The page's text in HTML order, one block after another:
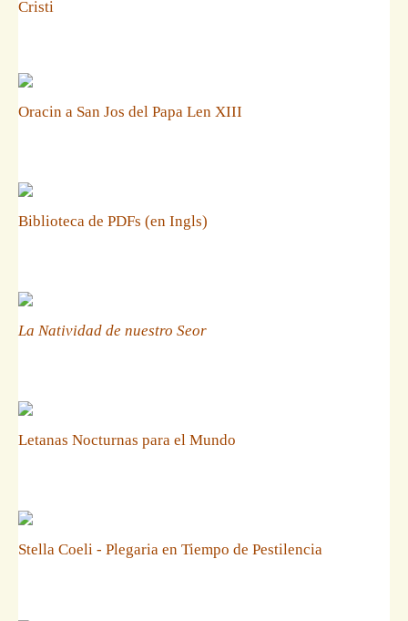
Cristi
Oracin a San Jos del Papa Len XIII
Biblioteca de PDFs (en Ingls)
La Natividad de nuestro Seor
Letanas Nocturnas para el Mundo
Stella Coeli - Plegaria en Tiempo de Pestilencia